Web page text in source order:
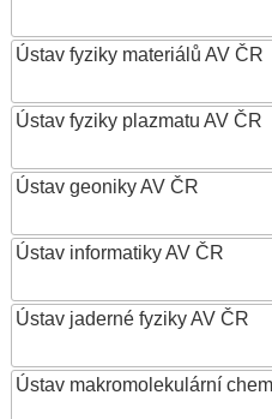
Ústav fyziky materiálů AV ČR
Ústav fyziky plazmatu AV ČR
Ústav geoniky AV ČR
Ústav informatiky AV ČR
Ústav jaderné fyziky AV ČR
Ústav makromolekulární